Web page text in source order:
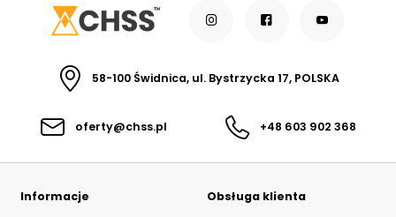
58-100 Świdnica, ul. Bystrzycka 17, POLSKA
oferty@chss.pl +48 603 902 368
Informacje
Obsługa klienta